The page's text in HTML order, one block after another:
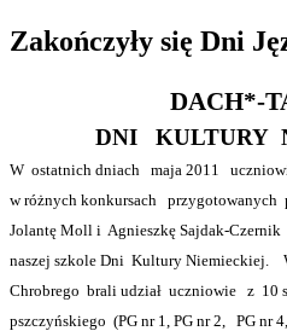
Zakończyły się Dni
DACH*-
DNI KULTURY
W ostatnich dniach maja 2011
w różnych konkursach
przygotowanych
Jolantę Moll i Agnieszkę Sajdak-Czernik
naszej szkole Dni Kultury Niemieckiej.
Chrobrego brali udział uczniowie z 10
pszczyńskiego (PG nr 1, PG nr 2, PG nr 4,